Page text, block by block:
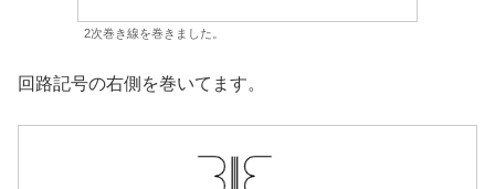
2次巻き線を巻きました。
回路記号の右側を巻いてます。